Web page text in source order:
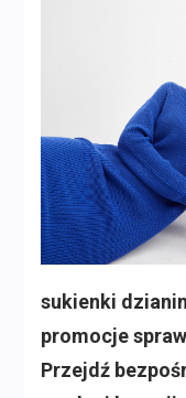
sukienki
promocje
Przejdź